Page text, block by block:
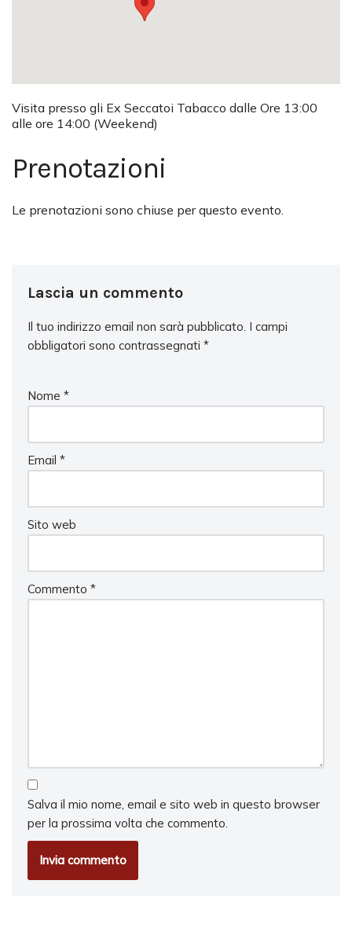
Visita presso gli Ex Seccatoi Tabacco dalle Ore 13:00
alle ore 14:00 (Weekend)
Prenotazioni
Le prenotazioni sono chiuse per questo evento.
Lascia un commento
Il tuo indirizzo email non sarà pubblicato. I campi
obbligatori sono contrassegnati *
Nome *
Email *
Sito web
Commento *
Salva il mio nome, email e sito web in questo browser
per la prossima volta che commento.